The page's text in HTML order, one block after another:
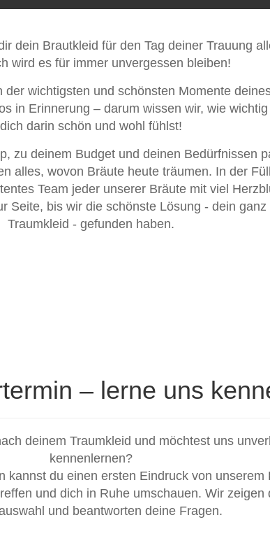
dein Brautkleid für den Tag deiner Trauung
wird es für immer unvergessen bleiben!
der wichtigsten und schönsten Momente
in Erinnerung – darum wissen wir, wie
dich darin schön und wohl fühlst!
zu deinem Budget und deinen Bedürfnissen
alles, wovon Bräute heute träumen. In der
Team jeder unserer Bräute mit viel
Seite, bis wir die schönste Lösung - dein
Traumkleid - gefunden haben.
– lerne uns
deinem Traumkleid und möchtest uns
kennenlernen?
kannst du einen ersten Eindruck von unserem
und dich in Ruhe umschauen. Wir zeigen
und beantworten deine Fragen.